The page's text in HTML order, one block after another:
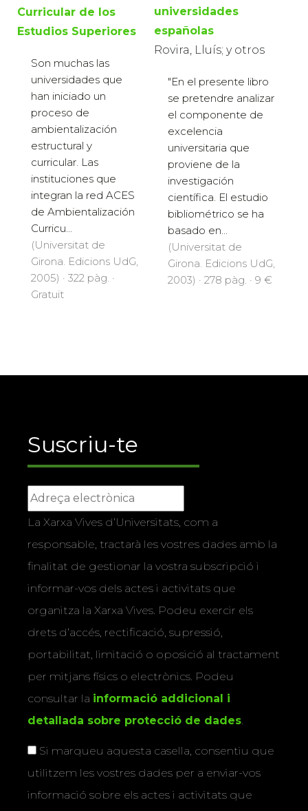
Curricular de los
Estudios Superiores
Son muchas las
universidades que
han iniciado un
proceso de
ambientalización
estructural y
curricular. Las
instituciones que
integran la red ACES
de Ambientalización
Curricu...
(Universitat de
Girona. Edicions UdG,
2005) · 322 pàg. ·
Gratuït
universidades
españolas
Rovira, Lluís; y otros
"En el presente libro
se pretendre analizar
el componente de
excelencia
universitaria que
proviene de la
investigación
científica. El estudio
bibliométrico se ha
basado en...
(Universitat de
Girona. Edicions UdG,
2003) · 278 pàg. · 9 €
Suscriu-te
La Xarxa Vives d’Universitats, com a
responsable, tractarà les vostres dades amb la
finalitat de gestionar la vostra subscripció i
informar-vos dels actes i activitats que
organitza la Xarxa Vives. Podeu exercir els
drets d’accés, rectificació, supressió,
portabilitat, limitació o oposició al tractament
per mitjans físics o electrònics. Podeu
consultar la informació addicional i
detallada sobre protecció de dades.
Si marqueu aquesta casella, consentiu que
utilitzem les vostres dades per a enviar-vos
informació sobre els actes i activitats que